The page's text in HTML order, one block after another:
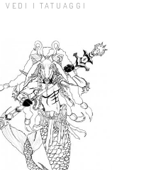
VEDI I TATUAGGI